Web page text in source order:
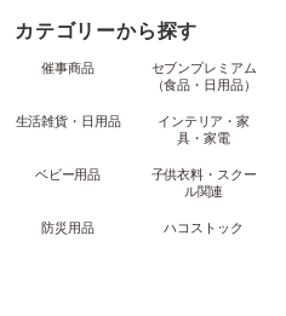
カテゴリーから探す
催事商品
セブンプレミアム
（食品・日用品）
生活雑貨・日用品
インテリア・家
具・家電
ベビー用品
子供衣料・スクー
ル関連
防災用品 ハコストック